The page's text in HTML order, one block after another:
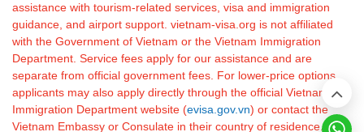
assistance with tourism-related services, visa and immigration
guidance, and airport support. vietnam-visa.org is not affiliated
with the Government of Vietnam or the Vietnam Immigration
Department. Service fees apply for our assistance and are
separate from official government fees. For lower-price options,
applicants may also apply directly through the official Vietnam
Immigration Department website (evisa.gov.vn) or contact the
Vietnam Embassy or Consulate in their country of residence.